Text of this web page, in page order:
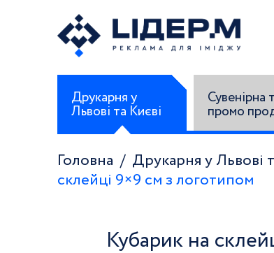
Друкарня у
Львові та Києві
Сувенірна
промо
Головна Друкарня у Львові
склейці 9×9 см з логотипом
Кубарик на